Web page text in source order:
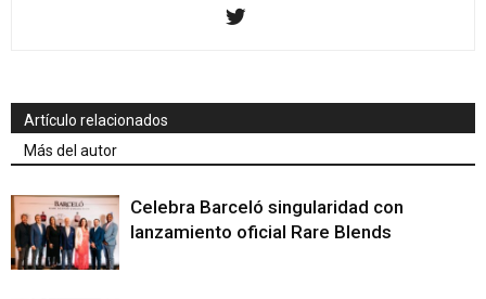
Artículo relacionados
Más del autor
Celebra Barceló singularidad con
lanzamiento oficial Rare Blends